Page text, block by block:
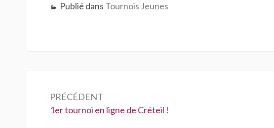
Publié dans Tournois Jeunes
l’article
PRÉCÉDENT
Précédent :
1er tournoi en ligne de Créteil !